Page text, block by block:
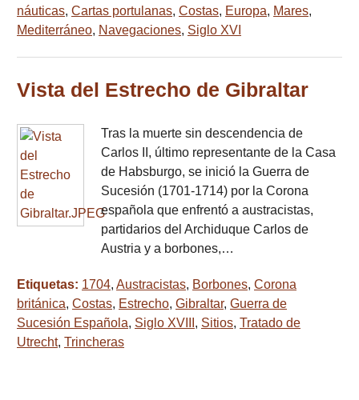
náuticas, Cartas portulanas, Costas, Europa, Mares,
Mediterráneo, Navegaciones, Siglo XVI
Vista del Estrecho de Gibraltar
Tras la muerte sin descendencia de
Carlos II, último representante de la Casa
de Habsburgo, se inició la Guerra de
Sucesión (1701-1714) por la Corona
española que enfrentó a austracistas,
partidarios del Archiduque Carlos de
Austria y a borbones,…
Etiquetas: 1704, Austracistas, Borbones, Corona
británica, Costas, Estrecho, Gibraltar, Guerra de
Sucesión Española, Siglo XVIII , Sitios, Tratado de
Utrecht, Trincheras